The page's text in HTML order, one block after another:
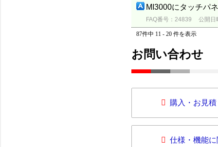
MI3000にタッチパ
FAQ番号：24839 公開日
87件中 11 - 20 件を表示
お問い合わせ
購入・お見
仕様・機能